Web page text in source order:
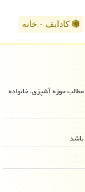
کادایف - خانه
حوزه آشپزی، خانواده